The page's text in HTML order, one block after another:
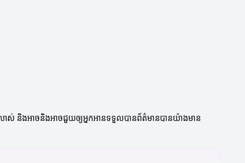
ាស់ និងអាចនិងអាចជួយឲ្យអ្នកអានទទួលបានព័ត៌មានបានយ៉ាងមាន